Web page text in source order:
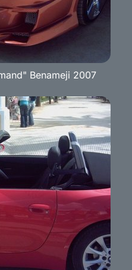
Benameji 2007